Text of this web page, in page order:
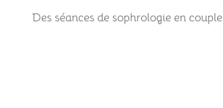
Des séances de sophrologie en couple